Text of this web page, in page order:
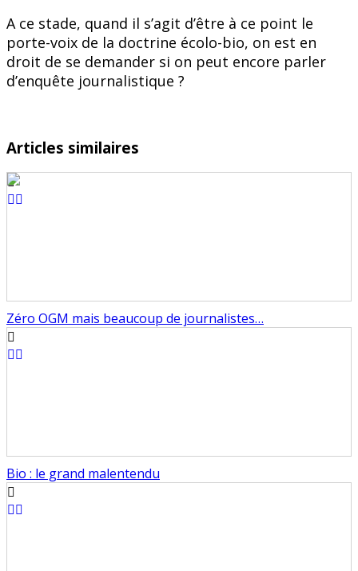
A ce stade, quand il s’agit d’être à ce point le
porte-voix de la doctrine écolo-bio, on est en
droit de se demander si on peut encore parler
d’enquête journalistique ?
Articles similaires
Zéro OGM mais beaucoup de journalistes…
Bio : le grand malentendu